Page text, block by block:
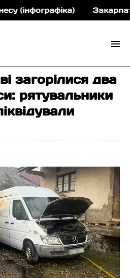
загорілися два
рятувальники